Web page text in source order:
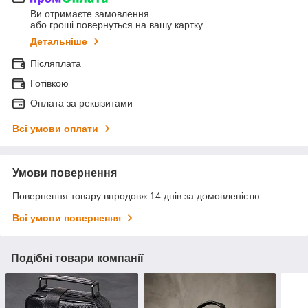
Ви отримаєте замовлення
або гроші повернуться на вашу картку
Детальніше
Післяплата
Готівкою
Оплата за реквізитами
Всі умови оплати
Умови повернення
Повернення товару впродовж 14 днів за домовленістю
Всі умови повернення
Подібні товари компанії